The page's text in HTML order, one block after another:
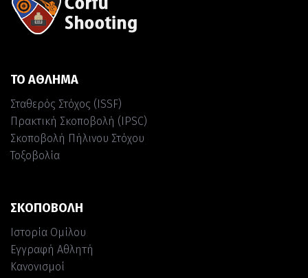
ΤΟ ΑΘΛΗΜΑ
Σταθερός Στόχος (ISSF)
Πρακτική Σκοποβολή (IPSC)
Σκοποβολή Πήλινου Στόχου
Τοξοβολία
ΣΚΟΠΟΒΟΛΗ
Ιστορία Ομίλου
Εγγραφή Αθλητή
Κανονισμοί